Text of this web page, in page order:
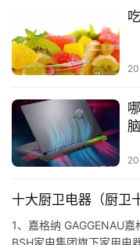
十大厨卫电器（厨卫
1、嘉格纳 GAGGENAU
BSH家电集团旗下家用电